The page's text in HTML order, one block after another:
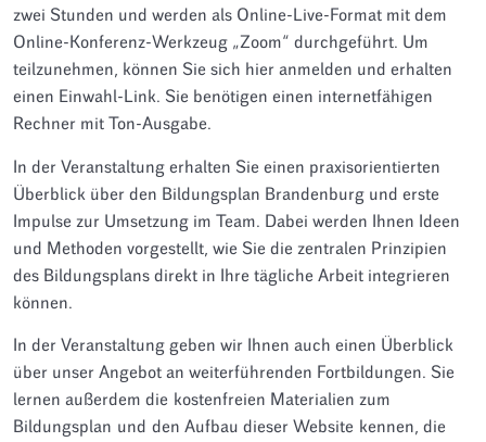
zwei Stunden und werden als Online-Live-Format mit dem
Online-Konferenz-Werkzeug „Zoom“ durchgeführt. Um
teilzunehmen, können Sie sich hier anmelden und erhalten
einen Einwahl-Link. Sie benötigen einen internetfähigen
Rechner mit Ton-Ausgabe.
In der Veranstaltung erhalten Sie einen praxisorientierten
Überblick über den Bildungsplan Brandenburg und erste
Impulse zur Umsetzung im Team. Dabei werden Ihnen Ideen
und Methoden vorgestellt, wie Sie die zentralen Prinzipien
des Bildungsplans direkt in Ihre tägliche Arbeit integrieren
können.
In der Veranstaltung geben wir Ihnen auch einen Überblick
über unser Angebot an weiterführenden Fortbildungen. Sie
lernen außerdem die kostenfreien Materialien zum
Bildungsplan und den Aufbau dieser Website kennen, die